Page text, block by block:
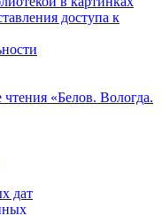
доступа к
«Белов. Вологда.
дат